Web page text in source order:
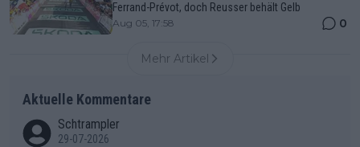
Ferrand-Prévot, doch Reusser behält Gelb
Aug 05, 17:58 0
Mehr Artikel
Aktuelle Kommentare
Schtrampler
29-07-2026